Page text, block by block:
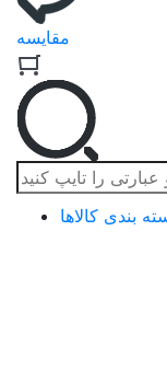
مقایسه
بندی کالاها